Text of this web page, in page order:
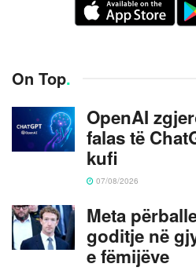
On Top.
OpenAI
falas të
kufi
07/08/2026
Meta
goditje në
e fëmijëve